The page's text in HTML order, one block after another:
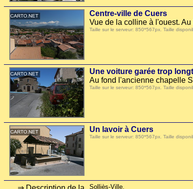
Centre-ville de Cuers
Vue de la colline à l'ouest.
Taille sur le serveur: 850*567px. Taille
Une voiture garée trop
Au fond l'ancienne chapelle
Taille sur le serveur: 850*567px. Taille
Un lavoir à Cuers
Taille sur le serveur: 850*567px. Taille
Solliès-Ville.